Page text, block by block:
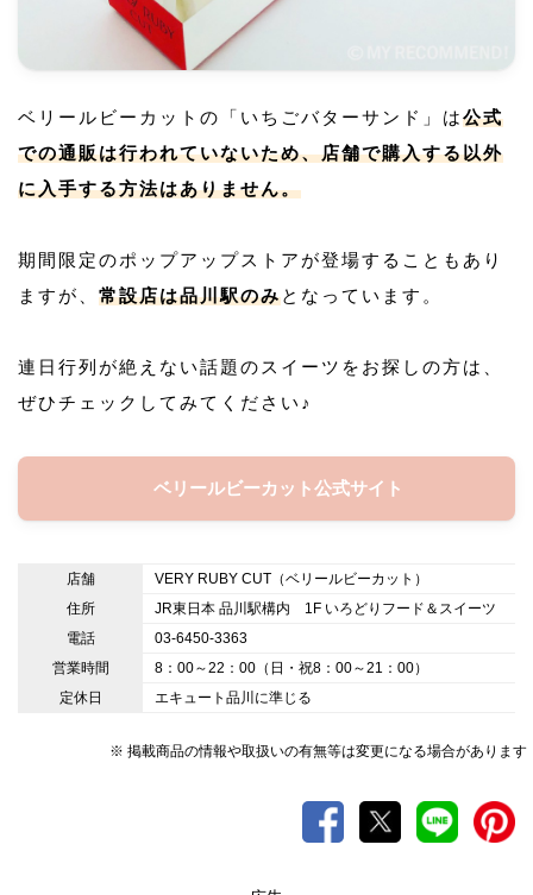
ベリールビーカットの「いちごバターサンド」は公式
での通販は行われていないため、店舗で購入する以外
に入手する方法はありません。
期間限定のポップアップストアが登場することもあり
ますが、 常設店は品川駅のみとなっています。
連日行列が絶えない話題のスイーツをお探しの方は、
ぜひチェックしてみてください♪
ベリールビーカット公式サイト
店舗
VERY RUBY CUT（ベリールビーカット）
住所
JR東日本 品川駅構内 1F いろどりフード＆スイーツ
電話
03-6450-3363
営業時間
8：00～22：00（日・祝8：00～21：00）
定休日
エキュート品川に準じる
※ 掲載商品の情報や取扱いの有無等は変更になる場合があります